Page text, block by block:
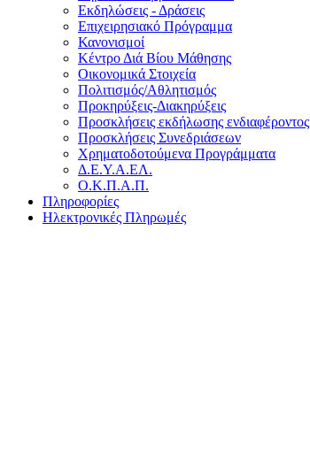
Εκδηλώσεις - Δράσεις
Επιχειρησιακό Πρόγραμμα
Κανονισμοί
Κέντρο Διά Βίου Μάθησης
Οικονομικά Στοιχεία
Πολιτισμός/Αθλητισμός
Προκηρύξεις-Διακηρύξεις
Προσκλήσεις εκδήλωσης ενδιαφέροντος
Προσκλήσεις Συνεδριάσεων
Χρηματοδοτούμενα Προγράμματα
Δ.Ε.Υ.Α.ΕΛ.
Ο.Κ.Π.Α.Π.
Πληροφορίες
Ηλεκτρονικές Πληρωμές